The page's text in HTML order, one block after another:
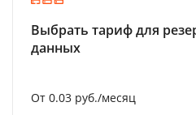
Выбрать тариф для
данных
От 0.03 руб./месяц